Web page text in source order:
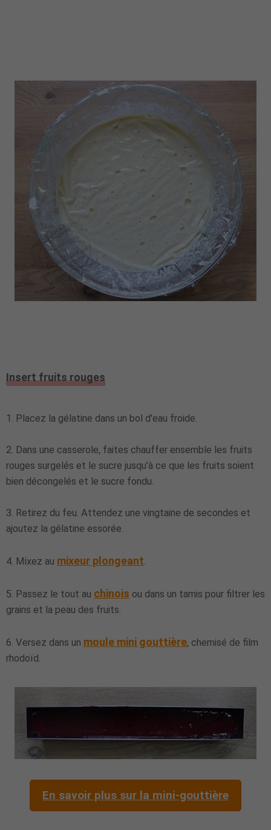
Insert fruits rouges
1. Placez la gélatine dans un bol d'eau froide.
2. Dans une casserole, faites chauffer ensemble les fruits
rouges surgelés et le sucre jusqu'à ce que les fruits soient
bien décongelés et le sucre fondu.
3. Retirez du feu. Attendez une vingtaine de secondes et
ajoutez la gélatine essorée.
4. Mixez au mixeur plongeant.
5. Passez le tout au chinois ou dans un tamis pour filtrer les
grains et la peau des fruits.
6. Versez dans un moule mini gouttière, chemisé de film
rhodoïd.
En savoir plus sur la mini-gouttière